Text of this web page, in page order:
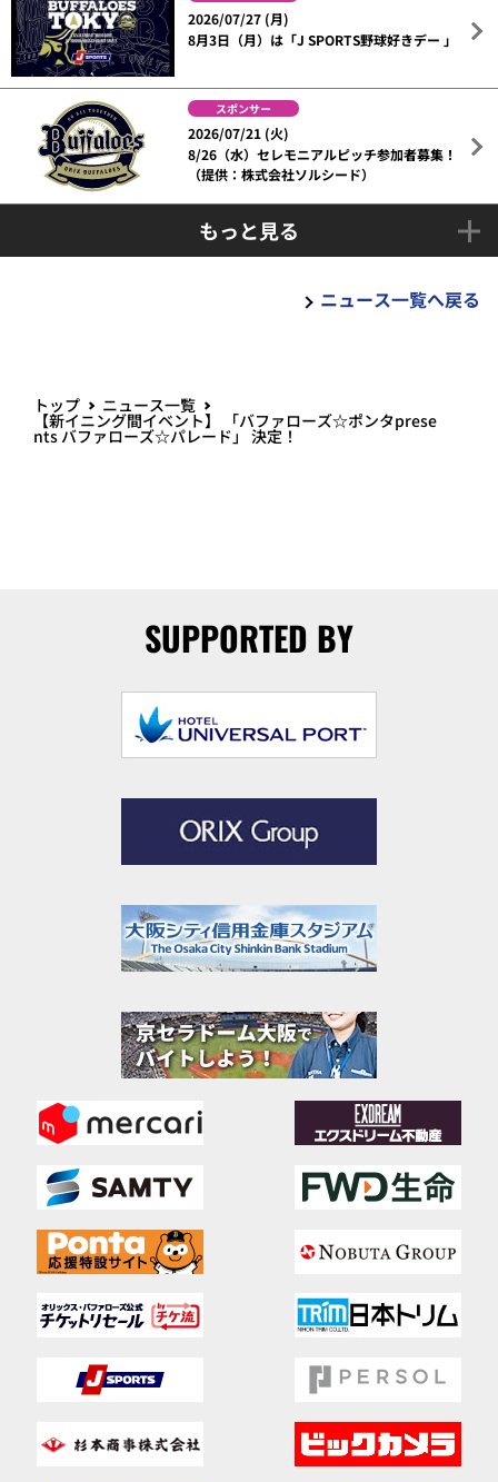
2026/07/27 (月)
8月3日（月）は「J SPORTS野球好きデー 」
スポンサー
2026/07/21 (火)
8/26（水）セレモニアルピッチ参加者募集！
（提供：株式会社ソルシード）
もっと見る
ニュース一覧へ戻る
トップ ニュース一覧
【新イニング間イベント】 「バファローズ☆ポンタprese
nts バファローズ☆パレード」 決定！
SUPPORTED BY